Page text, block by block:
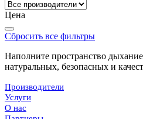
Цена
Сбросить все фильтры
Наполните пространство
натуральных, безопасных и
Производители
Услуги
О нас